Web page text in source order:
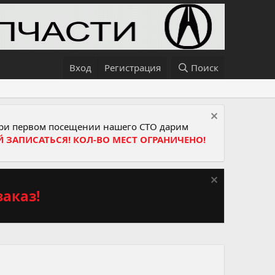
Вход Регистрация Поиск
первом посещении нашего СТО дарим
ЗАПИСАТЬСЯ! КОЛ-ВО МЕСТ ОГРАНИЧЕНО!